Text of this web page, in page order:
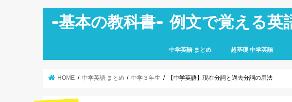
-基本の教科書- 例文で覚える英
中学英語 まとめ 超基礎 中学英語
HOME 中学英語 まとめ 中学３年生 【中学英語】現在分詞と過去分詞の用法